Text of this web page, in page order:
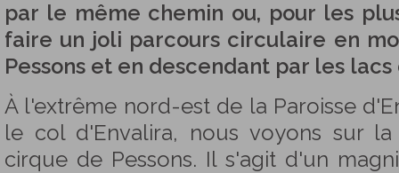
par le même chemin ou, pour les
faire un joli parcours circulaire en
Pessons et en descendant par les lacs
À l'extrême nord-est de la Paroisse
le col d'Envalira, nous voyons sur
cirque de Pessons. Il s'agit d'un